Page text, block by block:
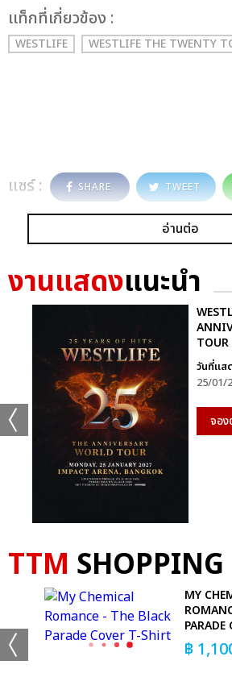
เเท็กที่เกี่ยวข้อง :
WESTLIFE WESTLIFE THE TWENTY
แชร์ : SHARE TWEET
อ่านต่อ
งานแสดงแนะนำ
วันที่แส
25/01/
จอง
TTM SHOPPING
MY
฿